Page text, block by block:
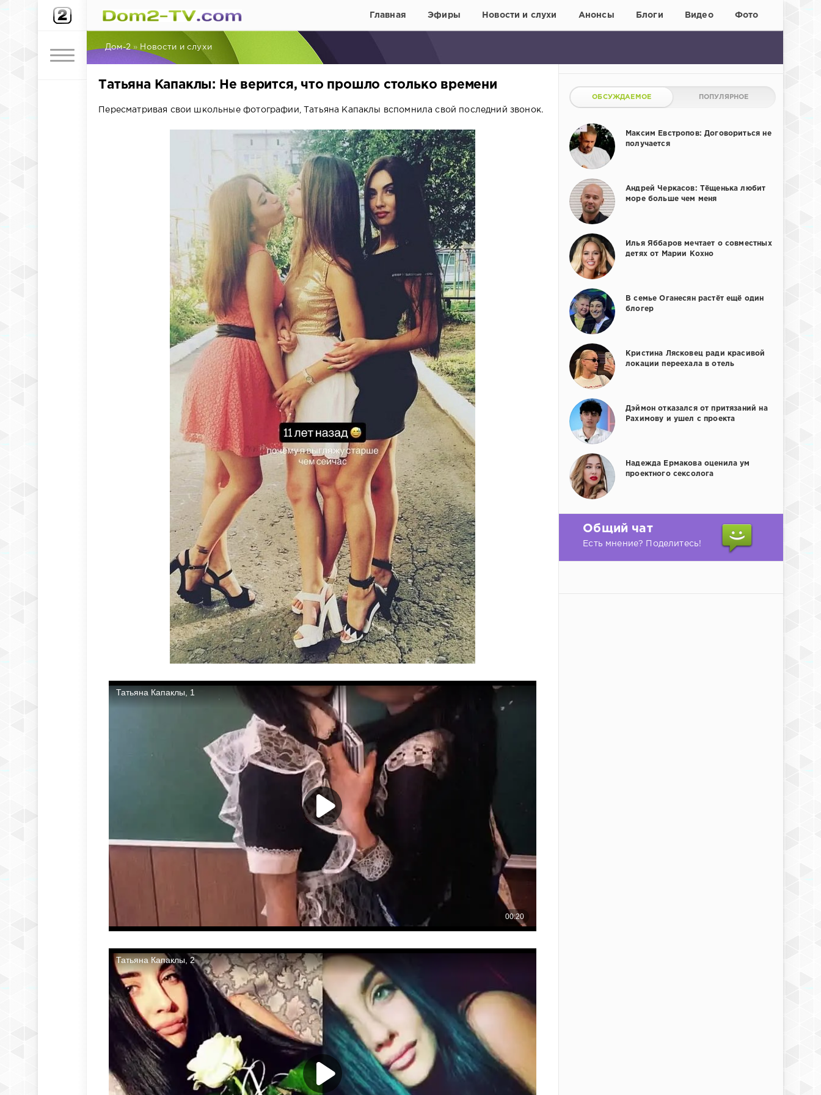
Главная Эфиры Новости и слухи Анонсы Блоги Видео Фото
Дом-2 » Новости и слухи
Татьяна Капаклы: Не верится, что прошло столько времени
Пересматривая свои школьные фотографии, Татьяна Капаклы вспомнила свой последний звонок.
ОБСУЖДАЕМОЕ ПОПУЛЯРНОЕ
Максим Евстропов: Договориться не
получается
Андрей Черкасов: Тёщенька любит
море больше чем меня
Илья Яббаров мечтает о совместных
детях от Марии Кохно
В семье Оганесян растёт ещё один
блогер
Кристина Лясковец ради красивой
локации переехала в отель
Дэймон отказался от притязаний на
Рахимову и ушел с проекта
Надежда Ермакова оценила ум
проектного сексолога
Общий чат
Есть мнение? Поделитесь!